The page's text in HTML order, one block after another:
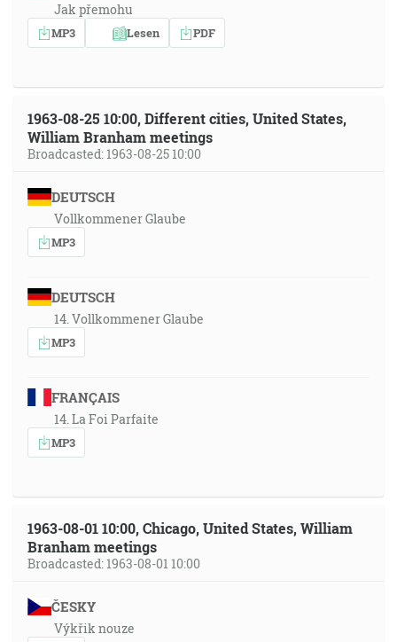
Jak přemohu
MP3 Lesen PDF
1963-08-25 10:00, Different cities, United States,
William Branham meetings
Broadcasted: 1963-08-25 10:00
DEUTSCH
Vollkommener Glaube
MP3
DEUTSCH
14. Vollkommener Glaube
MP3
FRANÇAIS
14. La Foi Parfaite
MP3
1963-08-01 10:00, Chicago, United States, William
Branham meetings
Broadcasted: 1963-08-01 10:00
ČESKY
Výkřik nouze